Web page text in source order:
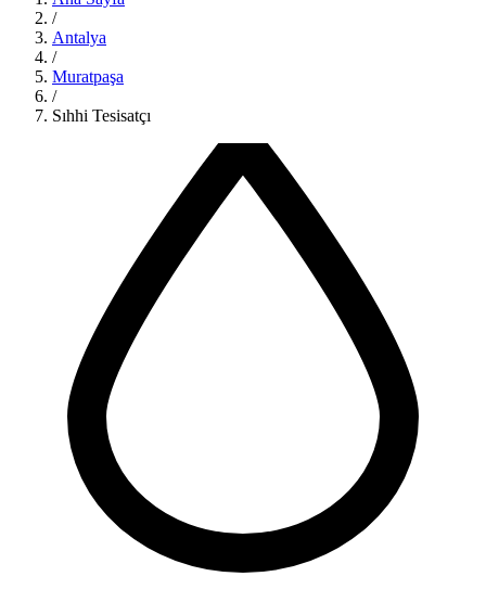
/
Antalya
/
Muratpaşa
/
Sıhhi Tesisatçı